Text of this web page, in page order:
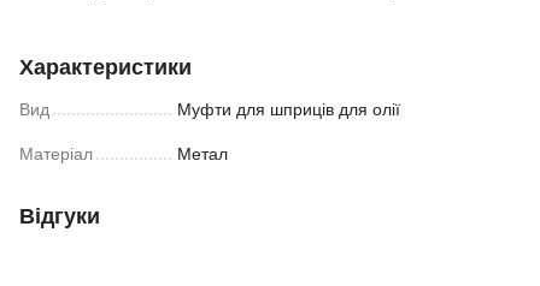
Характеристики
Вид Муфти для шприців для олії
Матеріал Метал
Відгуки